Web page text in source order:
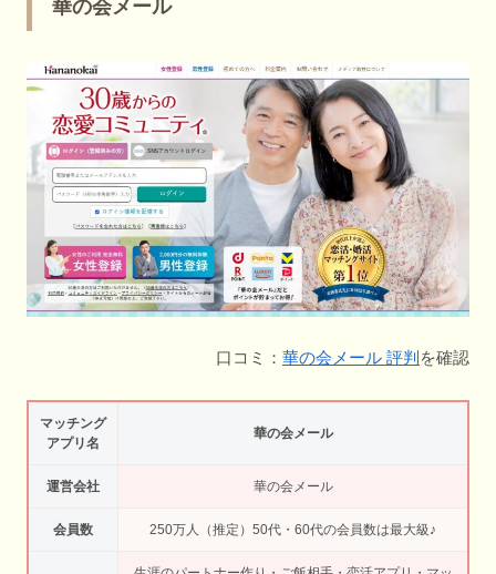
華の会メール
口コミ： 華の会メール 評判 を確認
マッチング
アプリ名
華の会メール
運営会社 華の会メール
会員数 250万人（推定）50代・60代の会員数は最大級♪